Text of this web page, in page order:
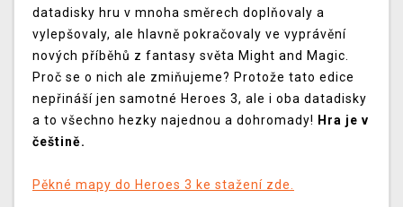
datadisky hru v mnoha směrech doplňovaly a
vylepšovaly, ale hlavně pokračovaly ve vyprávění
nových příběhů z fantasy světa Might and Magic.
Proč se o nich ale zmiňujeme? Protože tato edice
nepřináší jen samotné Heroes 3, ale i oba datadisky
a to všechno hezky najednou a dohromady! Hra je v
češtině.
Pěkné mapy do Heroes 3 ke stažení zde.